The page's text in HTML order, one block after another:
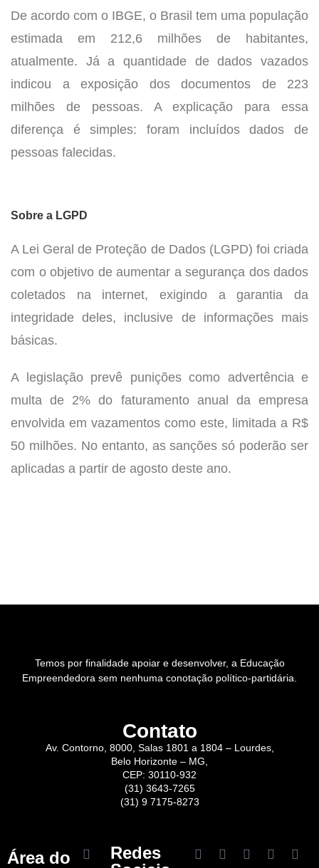
De acordo com o IBGE, o Brasil tem uma população
estimada em 212,6 milhões de habitantes,
atualmente. Já a quantidade de dados vazados
indicou a exposição dos documentos de 223
milhões de pessoas. A explicação para essa
diferença é simples: foram incluídos dados de
pessoas falecidas.
Sobre a LGPD
A Lei Geral de Proteção de Dados (LGPD) foi criada
com o objetivo de aumentar a segurança dos dados
coletados na internet, exigindo a garantia da
integridade deles, inclusive de informações mais
básicas.
A legislação prevê punições como advertência e
multa de 2% do faturamento anual da empresa
envolvida em vazamentos como este, limitada a R$
50 milhões. No entanto, as sanções só poderão ser
aplicadas a partir de agosto deste ano.
Temos por finalidade apoiar e desenvolver, a Educação
Empreendedora sem nenhuma conotação político-partidária.
Contato
Av. Contorno, 8000, Salas 1801 a 1804 – Lourdes,
Belo Horizonte – MG,
CEP: 30110-932
(31) 3643-7265
(31) 9 7175-8273
Área do
Redes